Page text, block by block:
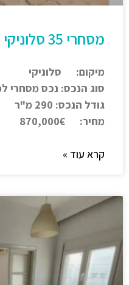
מסחרי 35 סלוניקי
מיקום: סלוניקי
סוג הנכס: נכס מסחרי
גודל הנכס: 290 מ"ר
מחיר: 870,000€
קרא עוד »